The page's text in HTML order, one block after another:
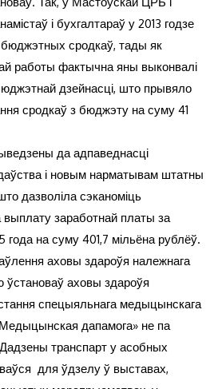
і бухгалтараў у 2013 годзе
бюджэтных сродкаў, тады як
работы фактычна яны выконвалі
дзейнасці, што прывяло
сродкаў з бюджэту на суму 41
да адпаведнасці
і новым нарматывам штатны
дазволіла сэканоміць
заработнай платы за
года на суму 401,7 мільёна рублёў.
аховы здароўя належнага
ўстановаў аховы здароўя
спецыяльнага медыцынскага
дапамога» не па
транспарт у асобных
для ўдзелу ў выставах,